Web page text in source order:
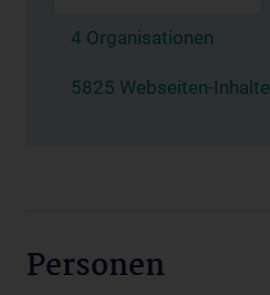
4 Organisationen
5825 Webseiten-Inhalte
Personen